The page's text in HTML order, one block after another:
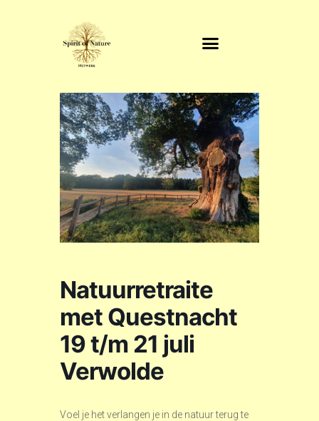
Natuurretraite
met Questnacht
19 t/m 21 juli
Verwolde
Voel je het verlangen je in de natuur terug te